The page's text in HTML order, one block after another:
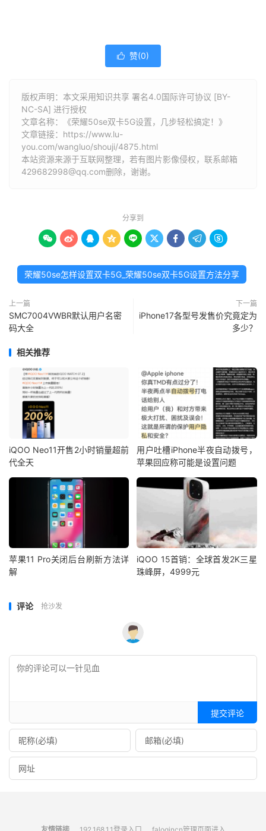
 赞(0)
版权声明：本文采用知识共享 署名4.0国际许可协议 [BY-
NC-SA] 进行授权
文章名称：《荣耀50se双卡5G设置，几步轻松搞定！》
文章链接： https://www.lu-
you.com/wangluo/shouji/4875.html
本站资源来源于互联网整理，若有图片影像侵权，联系邮箱
429682998@qq.com删除，谢谢。
分享到
        
荣耀50se怎样设置双卡5G_荣耀50se双卡5G设置方法分享
上一篇
SMC7004VWBR默认用户名密
码大全
下一篇
iPhone17各型号发售价究竟定为
多少？
相关推荐
iQOO Neo11开售2小时销量超前
代全天
用户吐槽iPhone半夜自动拨号，
苹果回应称可能是设置问题
苹果11 Pro关闭后台刷新方法详
解
iQOO 15首销：全球首发2K三星
珠峰屏，4999元
评论 抢沙发
提交评论